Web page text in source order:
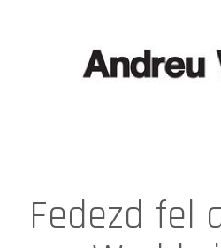
Fedezd fel